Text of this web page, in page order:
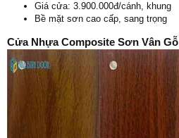
Giá cửa: 3.900.000đ/cánh, khung
Bề mặt sơn cao cấp, sang trọng
Cửa Nhựa Composite Sơn Vân Gỗ